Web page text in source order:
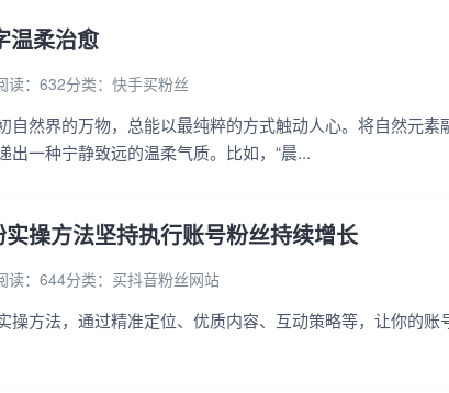
温柔治愈
读：632分类： 快手买粉丝
自然界的万物，总能以最纯粹的方式触动人心。将自然元素
出一种宁静致远的温柔气质。比如，“晨...
操方法坚持执行账号粉丝持续增长
读：644分类： 买抖音粉丝网站
操方法，通过精准定位、优质内容、互动策略等，让你的账